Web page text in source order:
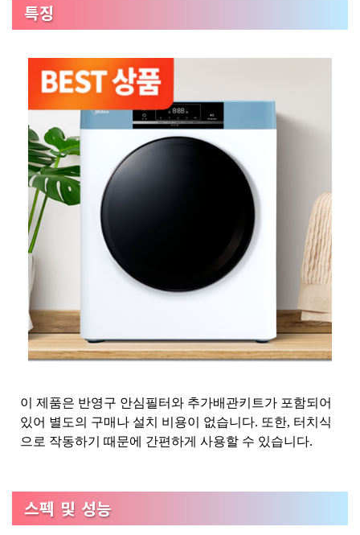
특징
이 제품은 반영구 안심필터와 추가배관키트가 포함되어
있어 별도의 구매나 설치 비용이 없습니다. 또한, 터치식
으로 작동하기 때문에 간편하게 사용할 수 있습니다.
스펙 및 성능